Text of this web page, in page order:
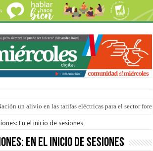
un alivio en las tarifas eléctricas para el sector
En el inicio de sesiones
En el inicio de sesiones